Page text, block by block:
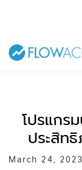
โปรแกร
ประสิท
March 24, 2023